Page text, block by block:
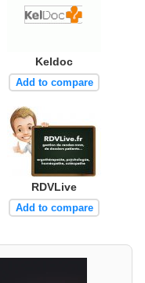
Keldoc
Add to compare
RDVLive
Add to compare